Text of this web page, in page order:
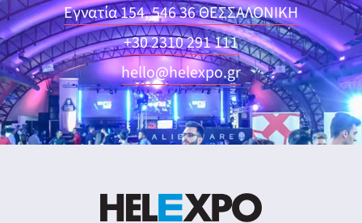
Εγνατία 154, 546 36 ΘΕΣΣΑΛΟΝΙΚΗ
+30 2310 291 111
hello@helexpo.gr